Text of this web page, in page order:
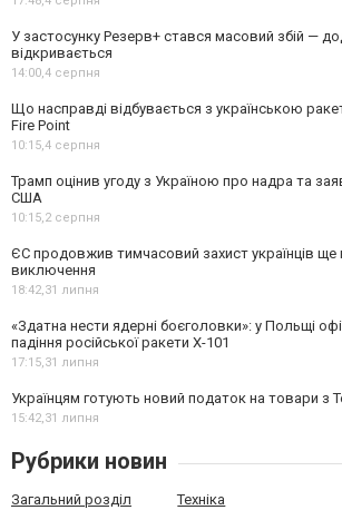
У застосунку Резерв+ стався масовий збій —
відкривається
14:00,4 серпня
Що насправді відбувається з українською
Fire Point
10:15,4 серпня
Трамп оцінив угоду з Україною про надра та
США
10:15,2 серпня
ЄС продовжив тимчасовий захист українців ще
виключення
18:42,31 липня
«Здатна нести ядерні боєголовки»: у Польщі
падіння російської ракети Х-101
17:15,31 липня
Українцям готують новий податок на товари з
15:42,31 липня
Рубрики новин
Загальний розділ Техніка